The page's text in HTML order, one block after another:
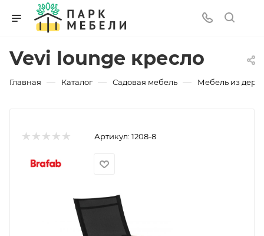
Vevi lounge кресло
Главная — Каталог — Садовая мебель — Мебель из
Артикул: 1208-8